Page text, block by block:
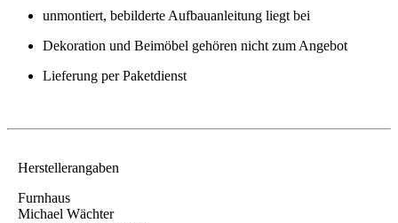
unmontiert, bebilderte Aufbauanleitung liegt bei
Dekoration und Beimöbel gehören nicht zum Angebot
Lieferung per Paketdienst
Herstellerangaben
Furnhaus
Michael Wächter